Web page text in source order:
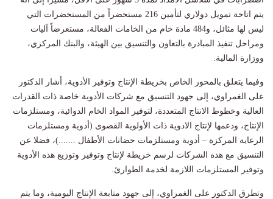
يتم اتاحة تمويل دولاري لتأمين 216 مستحضراً من المستحضرات التي
ليس لها مثائل، و484 مادة خام من الخامات الفعالة، مستعرضاً آليات
ومراحل تنفيذ المبادرة بالتعاون والتنسيق بين الهيئة، والبنك المركزي،
ووزارة المالية.
وفيما يتعلق بالمحور الخاص بخريطة الإنتاج وتوفير الأدوية، أشار الدكتور
على الغمراوي، إلى جهود التنسيق مع شركات الأدوية خاصة ذات القدرات
العالية وخطوط الانتاج المتعددة، لتوفير المواد الخام الدوائية، ومستلزمات
الإنتاج، ودعمها لإنتاج الادوية ذات الأولوية القصوى (أدوية ومستلزمات
الرعاية المركزة – أدوية ومستلزمات حضانات الأطفال .......)، فضلا عن
التنسيق مع هذه الشركات لرسم خريطة لإنتاج وتوفير وتوزيع هذه الأدوية
وتوفير المستلزمات اللازمة لخدمة الطوارئ.
وتطرق الدكتور على الغمراوي، إلى جهود متابعة الإنتاج اليومية، وما يتم